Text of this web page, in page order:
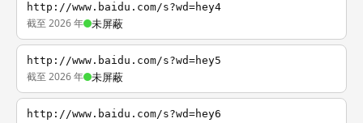
http://www.baidu.com/s?wd=hey4
截至 2026 年 未屏蔽
http://www.baidu.com/s?wd=hey5
截至 2026 年 未屏蔽
http://www.baidu.com/s?wd=hey6